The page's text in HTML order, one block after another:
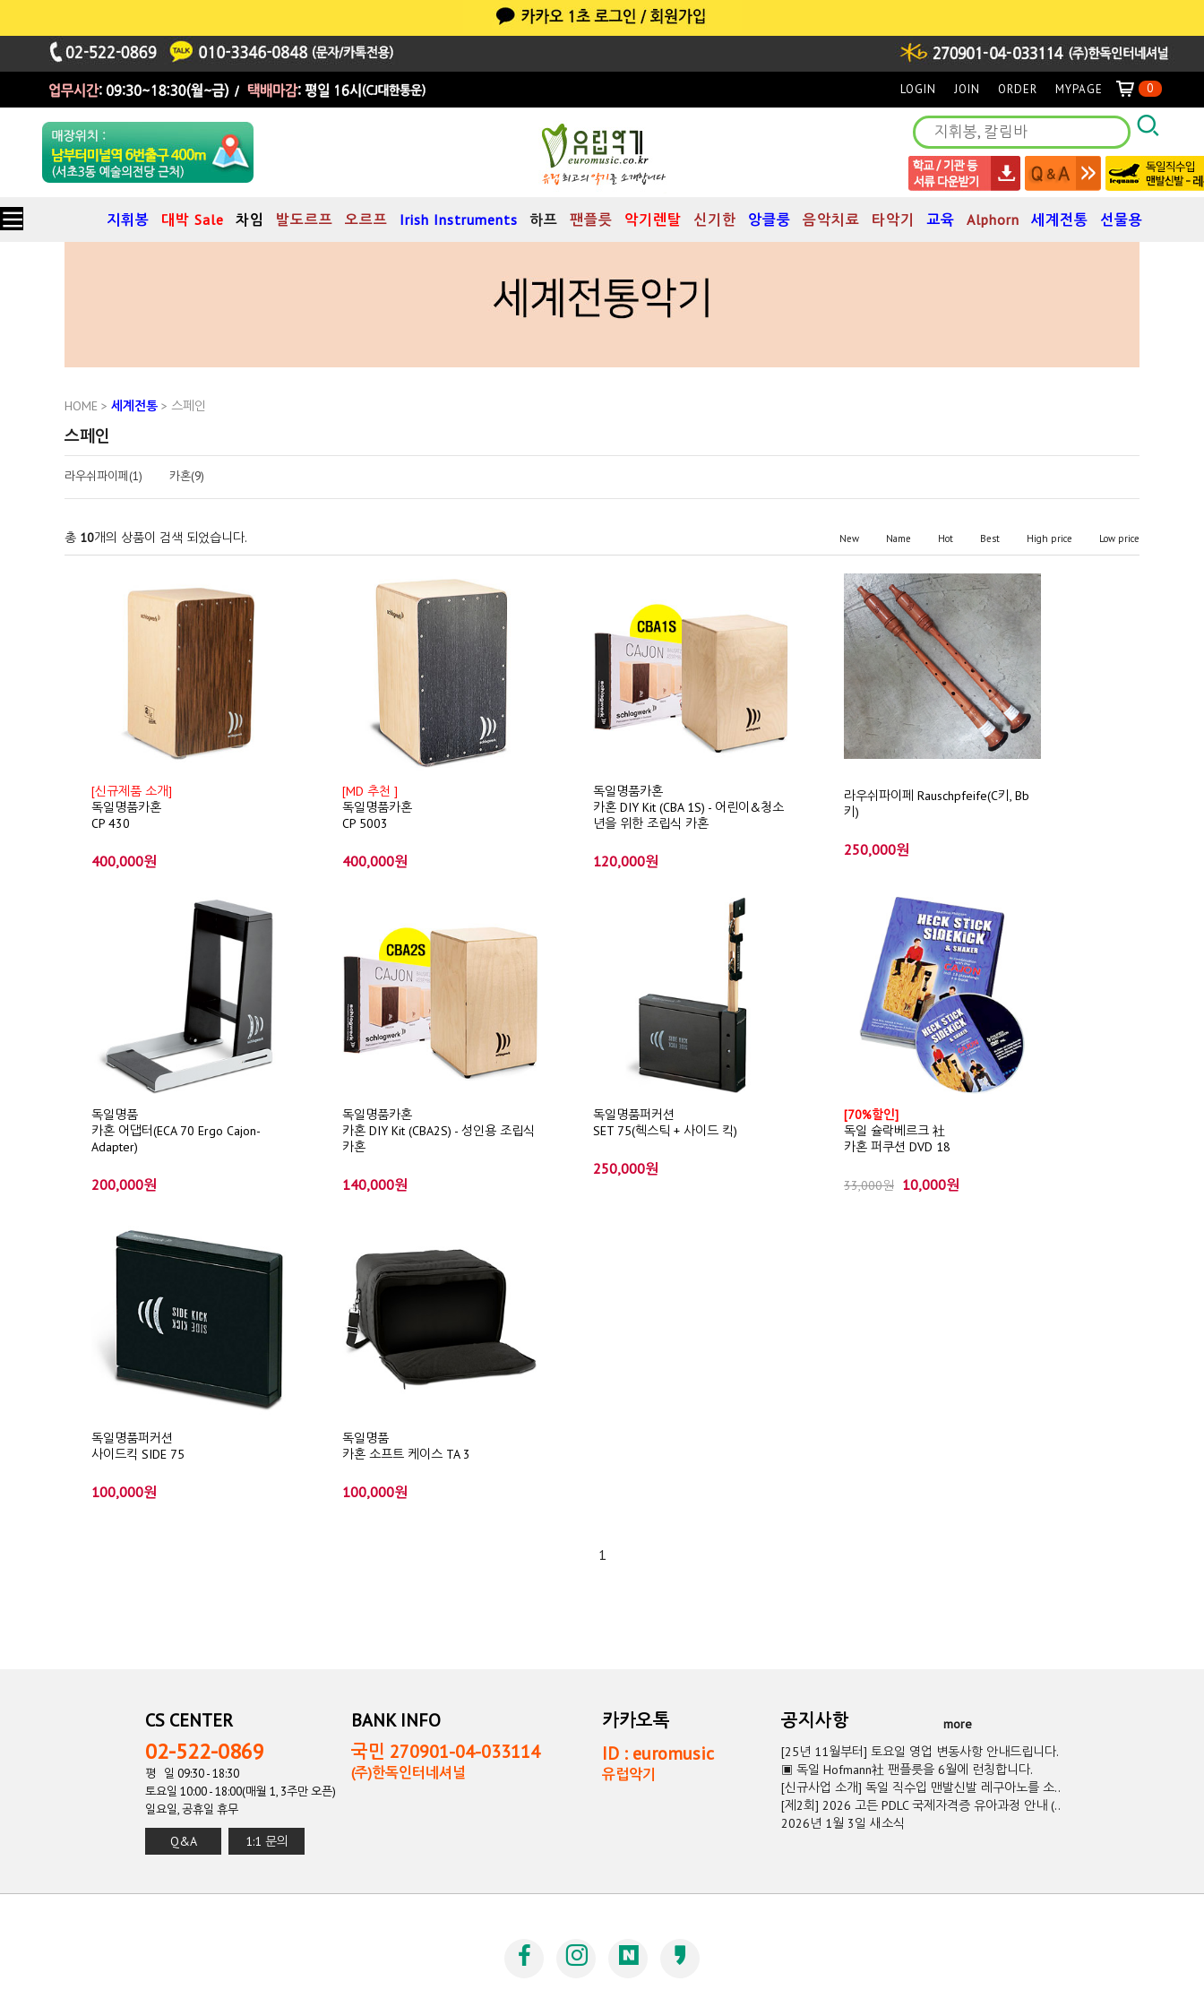
LOGIN JOIN ORDER MYPAGE 0
지휘봉 대박 Sale 차임 발도르프 오르프 Irish Instruments 하프 팬플릇 악기렌탈 신기한 앙클룽 음악치료 타악기 교육 Alphorn 세계전통 선물용
HOME > 세계전통 > 스페인
스페인
라우쉬파이페(1) 카혼(9)
총 10개의 상품이 검색 되었습니다. New Name Hot Best High price Low price
[신규제품 소개]
독일명품카혼
CP 430
400,000원
[MD 추천 ]
독일명품카혼
CP 5003
400,000원
독일명품카혼
카혼 DIY Kit (CBA 1S) - 어린이&청소
년을 위한 조립식 카혼
120,000원
라우쉬파이페 Rauschpfeife(C키, Bb
키)
250,000원
독일명품
카혼 어댑터(ECA 70 Ergo Cajon-
Adapter)
200,000원
독일명품카혼
카혼 DIY Kit (CBA2S) - 성인용 조립식
카혼
140,000원
독일명품퍼커션
SET 75(헥스틱 + 사이드 킥)
250,000원
[70%할인]
독일 슐락베르크 社
카혼 퍼쿠션 DVD 18
33,000원 10,000원
독일명품퍼커션
사이드킥 SIDE 75
100,000원
독일명품
카혼 소프트 케이스 TA 3
100,000원
1
CS CENTER
02-522-0869
평 일 09:30 - 18:30
토요일 10:00 - 18:00(매월 1, 3주만 오픈)
일요일, 공휴일 휴무
Q&A 1:1 문의
BANK INFO
국민 270901-04-033114
(주)한독인터네셔널
카카오톡
ID : euromusic
유럽악기
공지사항
more
[25년 11월부터] 토요일 영업 변동사항 안내드립니다.
▣ 독일 Hofmann社 팬플릇을 6월에 런칭합니다.
[신규사업 소개] 독일 직수입 맨발신발 레구아노를 소..
[제2회] 2026 고든 PDLC 국제자격증 유아과정 안내 (..
2026년 1월 3일 새소식